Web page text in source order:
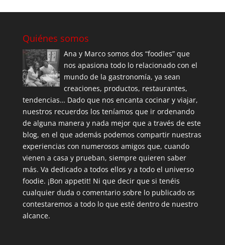
Quiénes somos
Ana y Marco somos dos “foodies” que
nos apasiona todo lo relacionado con el
mundo de la gastronomía, ya sean
creaciones, productos, restaurantes,
tendencias… Dado que nos encanta cocinar y viajar,
nuestros recuerdos los teníamos que ir ordenando
de alguna manera y nada mejor que a través de este
blog, en el que además podemos compartir nuestras
experiencias con numerosos amigos que, cuando
vienen a casa y prueban, siempre quieren saber
más. Va dedicado a todos ellos y a todo el universo
foodie. ¡Bon appetit! Ni que decir que si tenéis
cualquier duda o comentario sobre lo publicado os
contestaremos a todo lo que esté dentro de nuestro
alcance.